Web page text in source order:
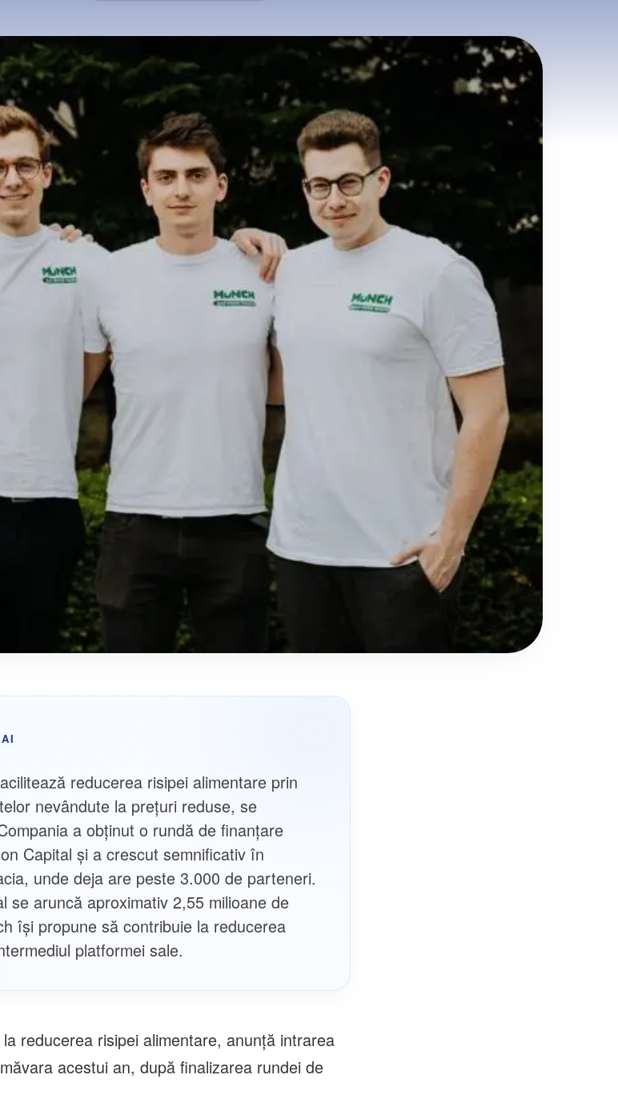
reducerea risipei alimentare prin
nevândute la prețuri reduse, se
a obținut o rundă de finanțare
Capital și a crescut semnificativ în
unde deja are peste 3.000 de parteneri.
se aruncă aproximativ 2,55 milioane de
își propune să contribuie la reducerea
platformei sale.
reducerea risipei alimentare, anunță intrarea
acestui an, după finalizarea rundei de